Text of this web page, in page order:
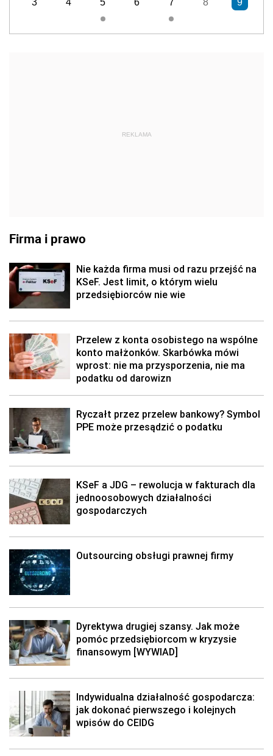
3 4 5 6 7 8 9
REKLAMA
Firma i prawo
Nie każda firma musi od razu przejść na
KSeF. Jest limit, o którym wielu
przedsiębiorców nie wie
Przelew z konta osobistego na wspólne
konto małżonków. Skarbówka mówi
wprost: nie ma przysporzenia, nie ma
podatku od darowizn
Ryczałt przez przelew bankowy? Symbol
PPE może przesądzić o podatku
KSeF a JDG – rewolucja w fakturach dla
jednoosobowych działalności
gospodarczych
Outsourcing obsługi prawnej firmy
Dyrektywa drugiej szansy. Jak może
pomóc przedsiębiorcom w kryzysie
finansowym [WYWIAD]
Indywidualna działalność gospodarcza:
jak dokonać pierwszego i kolejnych
wpisów do CEIDG